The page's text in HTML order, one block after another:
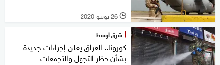
l 26 يونيو 2020
شرق أوسط
كورونا.. العراق يعلن إجراءات جديدة
بشأن حظر التجول والتجمعات